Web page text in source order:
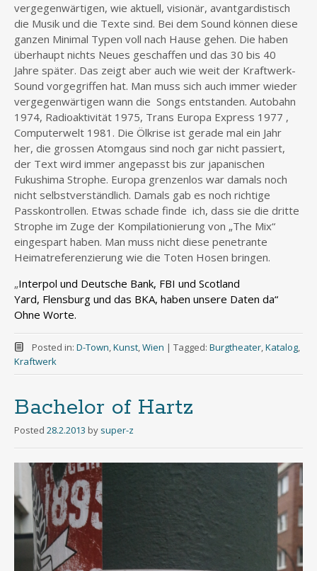
vergegenwärtigen, wie aktuell, visionär, avantgardistisch
die Musik und die Texte sind. Bei dem Sound können diese
ganzen Minimal Typen voll nach Hause gehen. Die haben
überhaupt nichts Neues geschaffen und das 30 bis 40
Jahre später. Das zeigt aber auch wie weit der Kraftwerk-
Sound vorgegriffen hat. Man muss sich auch immer wieder
vergegenwärtigen wann die Songs entstanden. Autobahn
1974, Radioaktivität 1975, Trans Europa Express 1977 ,
Computerwelt 1981. Die Ölkrise ist gerade mal ein Jahr
her, die grossen Atomgaus sind noch gar nicht passiert,
der Text wird immer angepasst bis zur japanischen
Fukushima Strophe. Europa grenzenlos war damals noch
nicht selbstverständlich. Damals gab es noch richtige
Passkontrollen. Etwas schade finde ich, dass sie die dritte
Strophe im Zuge der Kompilationierung von „The Mix“
eingespart haben. Man muss nicht diese penetrante
Heimatreferenzierung wie die Toten Hosen bringen.
„Interpol und Deutsche Bank, FBI und Scotland
Yard, Flensburg und das BKA, haben unsere Daten da“
Ohne Worte.
Posted in: D-Town,Kunst,Wien | Tagged: Burgtheater,Katalog,
Kraftwerk
Bachelor of Hartz
Posted 28.2.2013 by super-z